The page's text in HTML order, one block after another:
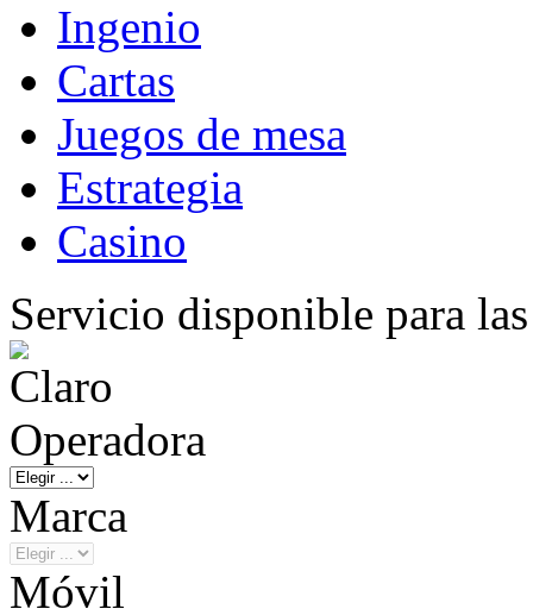
Ingenio
Cartas
Juegos de mesa
Estrategia
Casino
Servicio disponible para
Operadora
Marca
Móvil